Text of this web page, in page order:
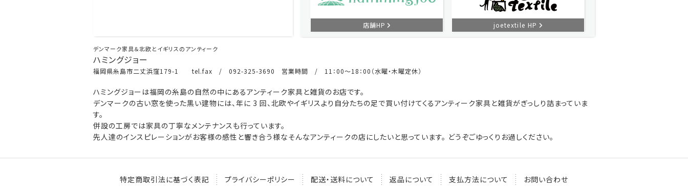
店舗HP joetextile HP
デンマーク家具＆北欧とイギリスのアンティーク
ハミングジョー
福岡県糸島市二丈浜窪179-1 tel.fax / 092-325-3690 営業時間 / 11：00～18：00（水曜・木曜定休）
ハミングジョーは福岡の糸島の自然の中にあるアンティーク家具と雑貨のお店です。
デンマークの古い窓を使った黒い建物には、年に 3 回、北欧やイギリスより自分たちの足で買い付けてくるアンティーク家具と雑貨がぎっしり詰まっていま
す。
併設の工房では家具の丁寧なメンテナンスも行っています。
先人達のインスピレーションがお客様の感性と響き合う様なそんなアンティークの店にしたいと思っています。 どうぞごゆっくりお過しください。
特定商取引法に基づく表記 プライバシーポリシー 配送・送料について 返品について 支払方法について お問い合わせ